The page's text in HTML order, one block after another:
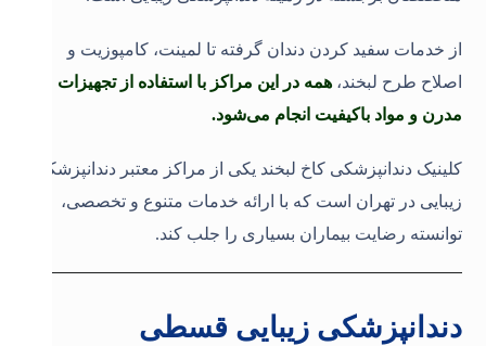
از خدمات سفید کردن دندان گرفته تا لمینت، کامپوزیت و
اصلاح طرح لبخند،همه در این مراکز با استفاده از تجهیزات
مدرن و مواد باکیفیت انجام می‌شود.
کلینیک دندانپزشکی کاخ لبخند یکی از مراکز معتبر دندانپزشکی
زیبایی در تهران است که با ارائه خدمات متنوع و تخصصی،
توانسته رضایت بیماران بسیاری را جلب کند.
دندانپزشکی زیبایی قسطی